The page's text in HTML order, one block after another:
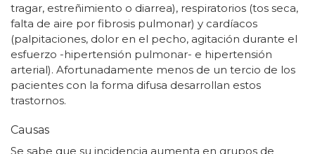
tragar, estreñimiento o diarrea), respiratorios (tos seca,
falta de aire por fibrosis pulmonar) y cardíacos
(palpitaciones, dolor en el pecho, agitación durante el
esfuerzo -hipertensión pulmonar- e hipertensión
arterial). Afortunadamente menos de un tercio de los
pacientes con la forma difusa desarrollan estos
trastornos.
Causas
Se sabe que su incidencia aumenta en grupos de